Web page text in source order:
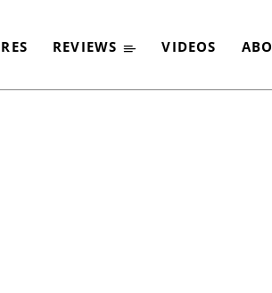
REVIEWS VIDEOS ABO